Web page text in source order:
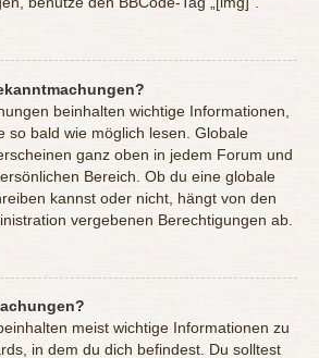
beinhalten wichtige Informationen,
so bald wie möglich lesen. Globale
ganz oben in jedem Forum und
Bereich. Ob du eine globale
kannst oder nicht, hängt von den
vergebenen Berechtigungen ab.
meist wichtige Informationen zu
in dem du dich befindest. Du solltest